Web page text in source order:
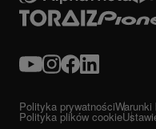
Polityka prywatności
Polityka plików cookie